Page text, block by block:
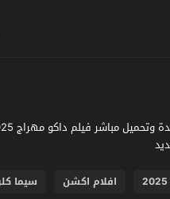
افلام اكشن سيما